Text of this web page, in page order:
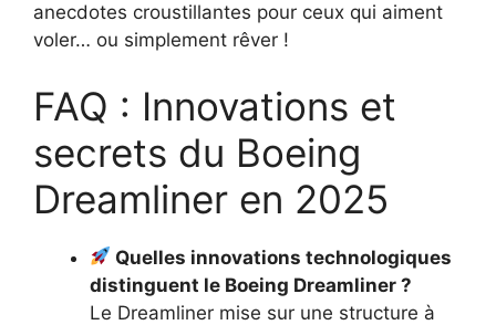
anecdotes croustillantes pour ceux qui aiment
voler… ou simplement rêver !
FAQ : Innovations et
secrets du Boeing
Dreamliner en 2025
Quelles innovations technologiques
distinguent le Boeing Dreamliner ?
Le Dreamliner mise sur une structure à